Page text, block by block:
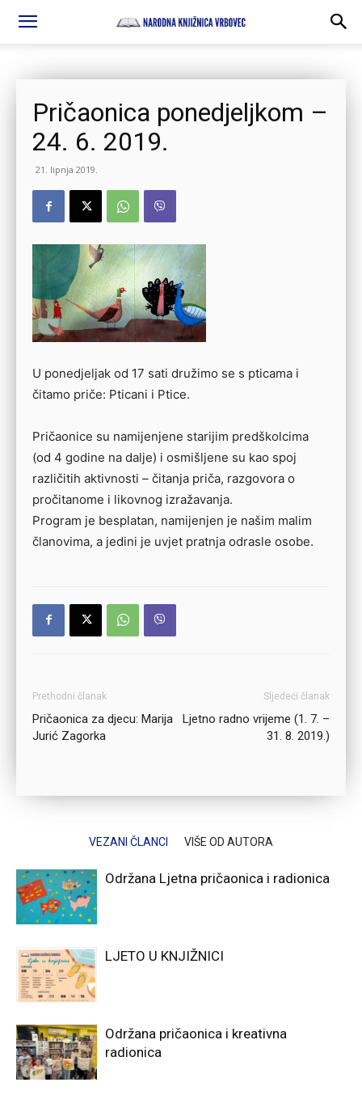
Pričaonica ponedjeljkom –
24. 6. 2019.
21. lipnja 2019.
U ponedjeljak od 17 sati družimo se s pticama i
čitamo priče: Pticani i Ptice.
Pričaonice su namijenjene starijim predškolcima
(od 4 godine na dalje) i osmišljene su kao spoj
različitih aktivnosti – čitanja priča, razgovora o
pročitanome i likovnog izražavanja.
Program je besplatan, namijenjen je našim malim
članovima, a jedini je uvjet pratnja odrasle osobe.
Prethodni članak
Pričaonica za djecu: Marija
Jurić Zagorka
Sljedeći članak
Ljetno radno vrijeme (1. 7. –
31. 8. 2019.)
VEZANI ČLANCI VIŠE OD AUTORA
Održana Ljetna pričaonica i radionica
LJETO U KNJIŽNICI
Održana pričaonica i kreativna
radionica